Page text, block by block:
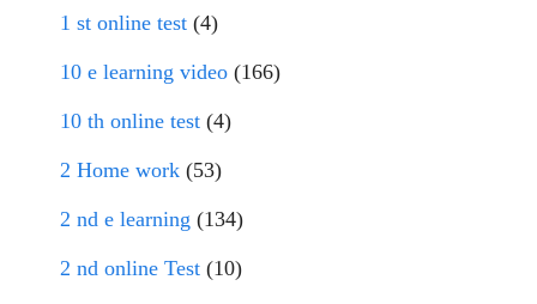
1 st online test (4)
10 e learning video (166)
10 th online test (4)
2 Home work (53)
2 nd e learning (134)
2 nd online Test (10)